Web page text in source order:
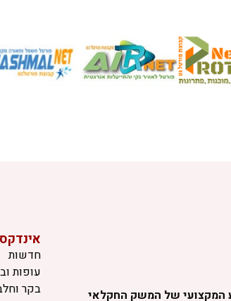
המקצועי של המשק החקלאי
חדשות
עופות
בקר